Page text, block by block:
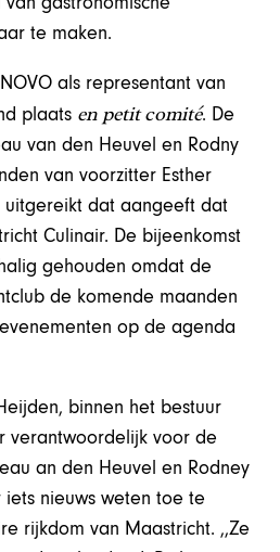
te maken.
als representant van
plaats en petit comité. De
van den Heuvel en Rodny
van voorzitter Esther
uitgereikt dat aangeeft dat
Culinair. De bijeenkomst
gehouden omdat de
de komende maanden
op de agenda
binnen het bestuur
verantwoordelijk voor de
an den Heuvel en Rodney
nieuws weten toe te
rijkdom van Maastricht. ,,Ze